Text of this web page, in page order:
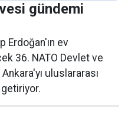
gündemi
Erdoğan'ın ev
36. NATO Devlet ve
uluslararası